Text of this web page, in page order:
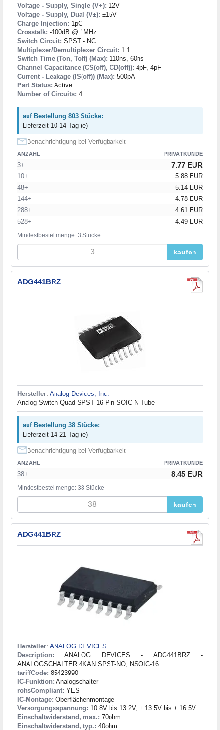
Voltage - Supply, Single (V+): 12V
Voltage - Supply, Dual (V±): ±15V
Charge Injection: 1pC
Crosstalk: -100dB @ 1MHz
Switch Circuit: SPST - NC
Multiplexer/Demultiplexer Circuit: 1:1
Switch Time (Ton, Toff) (Max): 110ns, 60ns
Channel Capacitance (CS(off), CD(off)): 4pF, 4pF
Current - Leakage (IS(off)) (Max): 500pA
Part Status: Active
Number of Circuits: 4
auf Bestellung 803 Stücke:
Lieferzeit 10-14 Tag (e)
Benachrichtigung bei Verfügbarkeit
ANZAHL PRIVATKUNDE
3+ 7.77 EUR
10+
5.88 EUR
48+
5.14 EUR
144+
4.78 EUR
288+
4.61 EUR
528+
4.49 EUR
Mindestbestellmenge: 3 Stücke
kaufen
ADG441BRZ
Hersteller: Analog Devices, Inc.
Analog Switch Quad SPST 16-Pin SOIC N Tube
auf Bestellung 38 Stücke:
Lieferzeit 14-21 Tag (e)
Benachrichtigung bei Verfügbarkeit
ANZAHL PRIVATKUNDE
38+ 8.45 EUR
Mindestbestellmenge: 38 Stücke
kaufen
ADG441BRZ
Hersteller: ANALOG DEVICES
Description: ANALOG DEVICES - ADG441BRZ -
ANALOGSCHALTER 4KAN SPST-NO, NSOIC-16
tariffCode: 85423990
IC-Funktion: Analogschalter
rohsCompliant: YES
IC-Montage: Oberflächenmontage
Versorgungsspannung: 10.8V bis 13.2V, ± 13.5V bis ± 16.5V
Einschaltwiderstand, max.: 70ohm
Einschaltwiderstand, typ.: 40ohm